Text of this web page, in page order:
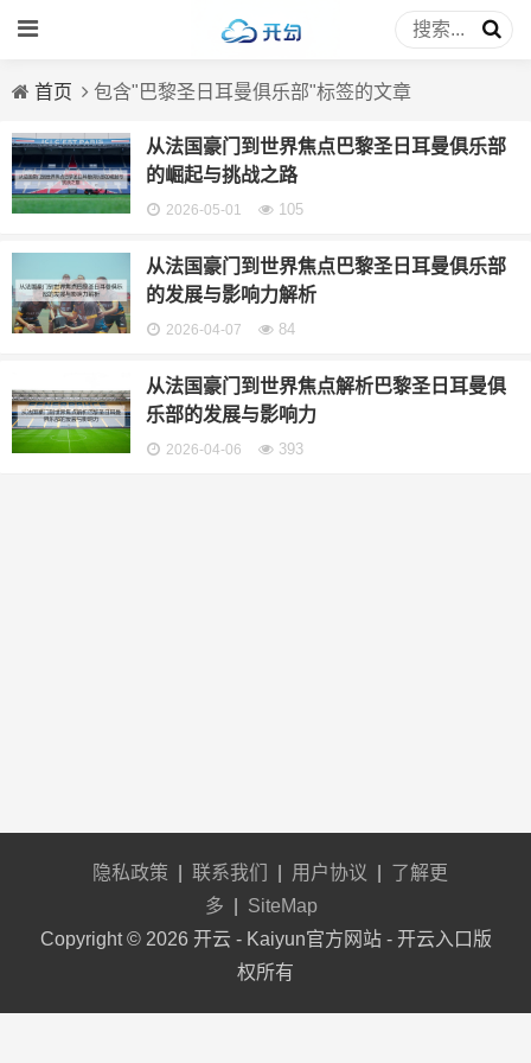
首页 包含"巴黎圣日耳曼俱乐部"标签的文章
从法国豪门到世界焦点巴黎圣日耳曼俱乐部
的崛起与挑战之路
2026-05-01 105
从法国豪门到世界焦点巴黎圣日耳曼俱乐部
的发展与影响力解析
2026-04-07 84
从法国豪门到世界焦点解析巴黎圣日耳曼俱
乐部的发展与影响力
2026-04-06 393
隐私政策 联系我们 用户协议
了解更
多
SiteMap
Copyright © 2026 开云 - Kaiyun官方网站 - 开云入口版
权所有